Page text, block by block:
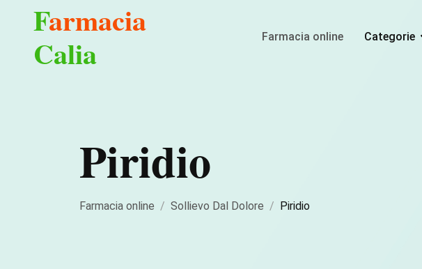
Farmacia
Calia
Farmacia online Categorie
Piridio
Farmacia online Sollievo Dal Dolore Piridio